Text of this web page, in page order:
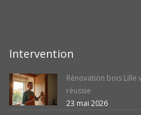
Intervention
Rénovation bois Lille
réussie
23 mai 2026